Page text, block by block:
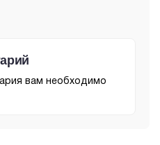
вам необходимо